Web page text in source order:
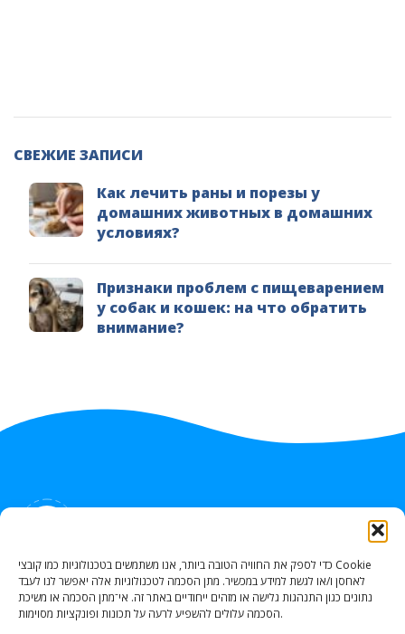
כדי לספק את החוויה הטובה ביותר, אנו משתמשים בטכנולוגיות כמו קובצי Cookie
לאחסן ו/או לגשת למידע במכשיר. מתן הסכמה לטכנולוגיות אלה יאפשר לנו לעבד
נתונים כגון התנהגות גלישה או מזהים ייחודיים באתר זה. אי־מתן הסכמה או משיכת
הסכמה עלולים להשפיע לרעה על תכונות ופונקציות מסוימות.
СВЕЖИЕ ЗАПИСИ
Как лечить раны и порезы у
домашних животных в домашних
условиях?
Признаки проблем с пищеварением
у собак и кошек: на что обратить
внимание?
КАК НАС НАЙТИ
Portzei Kele Acro 6, Nahariya